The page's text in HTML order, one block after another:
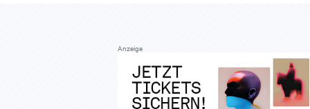
Anzeige